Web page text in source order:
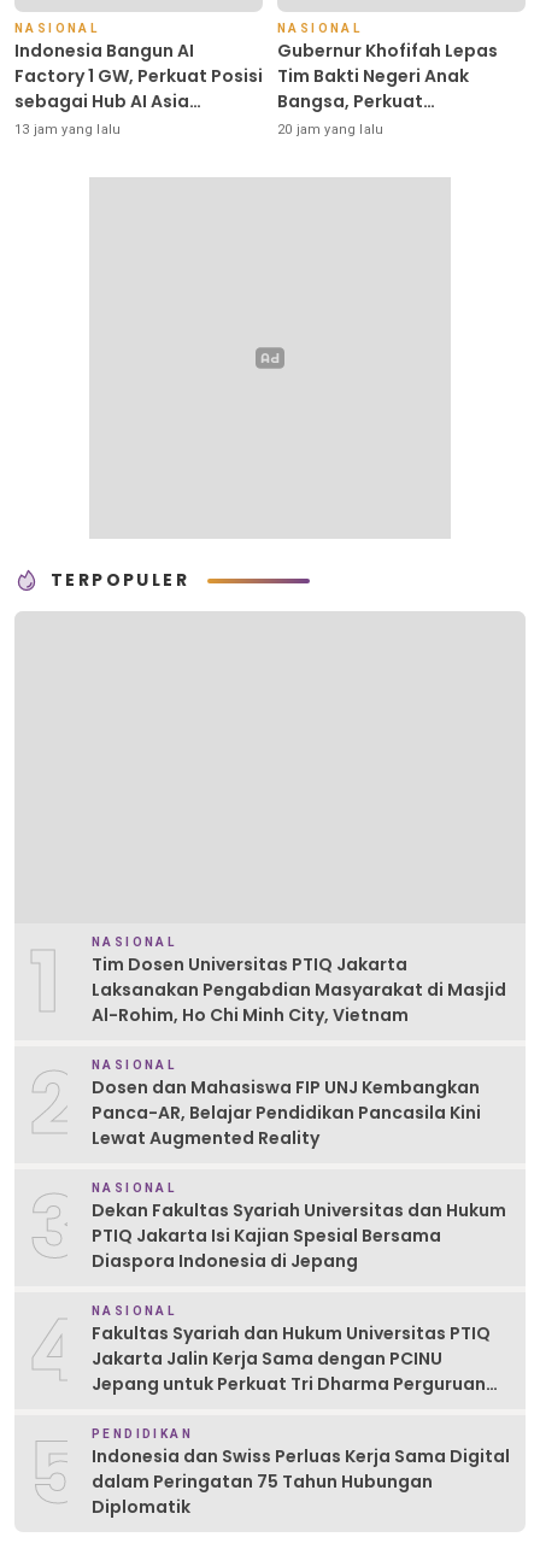
NASIONAL
Indonesia Bangun AI
Factory 1 GW, Perkuat Posisi
sebagai Hub AI Asia
Tenggara
13 jam yang lalu
NASIONAL
Gubernur Khofifah Lepas
Tim Bakti Negeri Anak
Bangsa, Perkuat
Kepedulian kepada
Perintis Kemerdekaan
20 jam yang lalu
TERPOPULER
1 NASIONAL
Tim Dosen Universitas PTIQ Jakarta
Laksanakan Pengabdian Masyarakat di Masjid
Al-Rohim, Ho Chi Minh City, Vietnam
2 NASIONAL
Dosen dan Mahasiswa FIP UNJ Kembangkan
Panca-AR, Belajar Pendidikan Pancasila Kini
Lewat Augmented Reality
3 NASIONAL
Dekan Fakultas Syariah Universitas dan Hukum
PTIQ Jakarta Isi Kajian Spesial Bersama
Diaspora Indonesia di Jepang
4 NASIONAL
Fakultas Syariah dan Hukum Universitas PTIQ
Jakarta Jalin Kerja Sama dengan PCINU
Jepang untuk Perkuat Tri Dharma Perguruan
5 PENDIDIKAN
Indonesia dan Swiss Perluas Kerja Sama Digital
dalam Peringatan 75 Tahun Hubungan
Diplomatik